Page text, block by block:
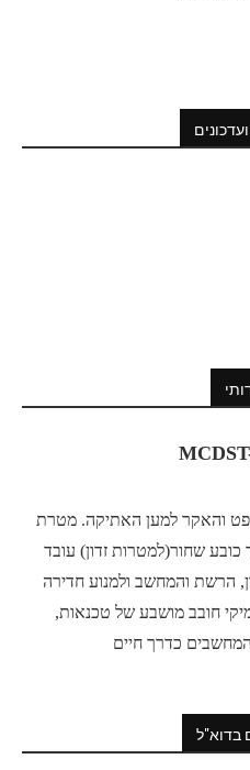
והאקר למען האתיקה. מטרת
כובע שחור(למטרות זדון) עובד
הרשת והמחשב ולמנוע חדירה
חובב מושבע של טכנאות,
כדרך חיים
בדוא"ל